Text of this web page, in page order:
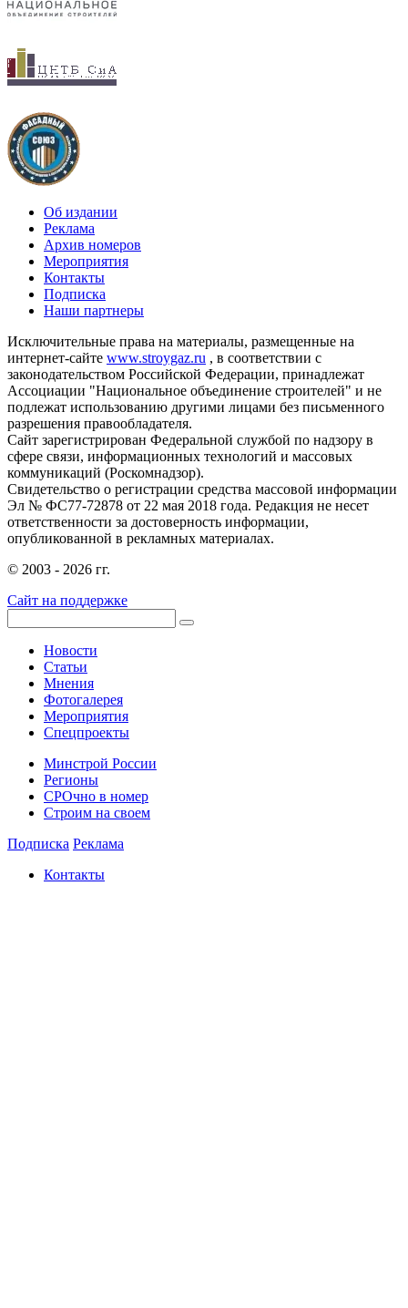
Об издании
Реклама
Архив номеров
Мероприятия
Контакты
Подписка
Наши партнеры
Исключительные права на материалы, размещенные на
интернет-сайте www.stroygaz.ru , в соответствии с
законодательством Российской Федерации, принадлежат
Ассоциации "Национальное объединение строителей" и не
подлежат использованию другими лицами без письменного
разрешения правообладателя.
Сайт зарегистрирован Федеральной службой по надзору в
сфере связи, информационных технологий и массовых
коммуникаций (Роскомнадзор).
Свидетельство о регистрации средства массовой информации
Эл № ФС77-72878 от 22 мая 2018 года. Редакция не несет
ответственности за достоверность информации,
опубликованной в рекламных материалах.
© 2003 - 2026 гг.
Сайт на поддержке
Новости
Статьи
Мнения
Фотогалерея
Мероприятия
Спецпроекты
Минстрой России
Регионы
СРОчно в номер
Строим на своем
Подписка Реклама
Контакты